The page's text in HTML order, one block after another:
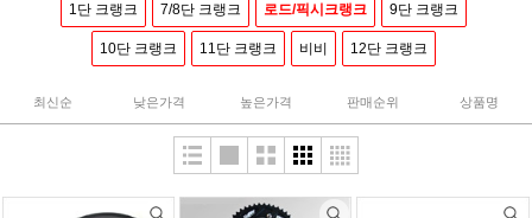
1단 크랭크 7/8단 크랭크 로드/픽시크랭크 9단 크랭크
10단 크랭크 11단 크랭크 비비 12단 크랭크
최신순 낮은가격 높은가격 판매순위 상품명